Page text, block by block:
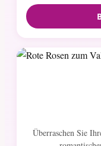
Überraschen Sie